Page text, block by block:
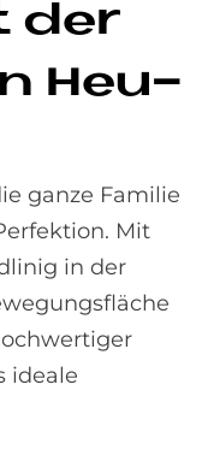
der
Heu­
ganze Familie
Mit
in der
ideale